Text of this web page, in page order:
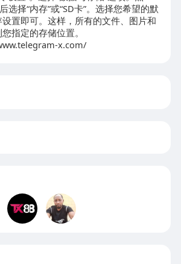
选择“内存”或“SD卡”。选择您希望的默
置即可。这样，所有的文件、图片和
指定的存储位置。
x.com/